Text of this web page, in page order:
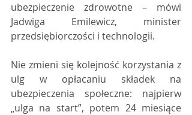
ubezpieczenie zdrowotne – mówi
Jadwiga Emilewicz, minister
przedsiębiorczości i technologii.
Nie zmieni się kolejność korzystania z
ulg w opłacaniu składek na
ubezpieczenia społeczne: najpierw
„ulga na start”, potem 24 miesiące